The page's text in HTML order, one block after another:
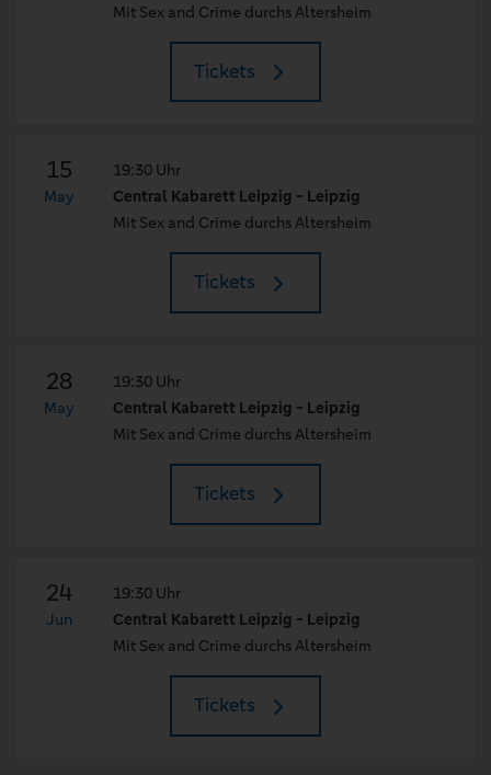
Mit Sex and Crime durchs Altersheim
Tickets
15
May
19:30 Uhr
Central Kabarett Leipzig - Leipzig
Mit Sex and Crime durchs Altersheim
Tickets
28
May
19:30 Uhr
Central Kabarett Leipzig - Leipzig
Mit Sex and Crime durchs Altersheim
Tickets
24
Jun
19:30 Uhr
Central Kabarett Leipzig - Leipzig
Mit Sex and Crime durchs Altersheim
Tickets